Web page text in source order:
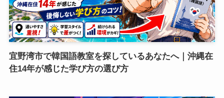
宜野湾市で韓国語教室を探しているあなたへ｜沖縄在
住14年が感じた学び方の選び方